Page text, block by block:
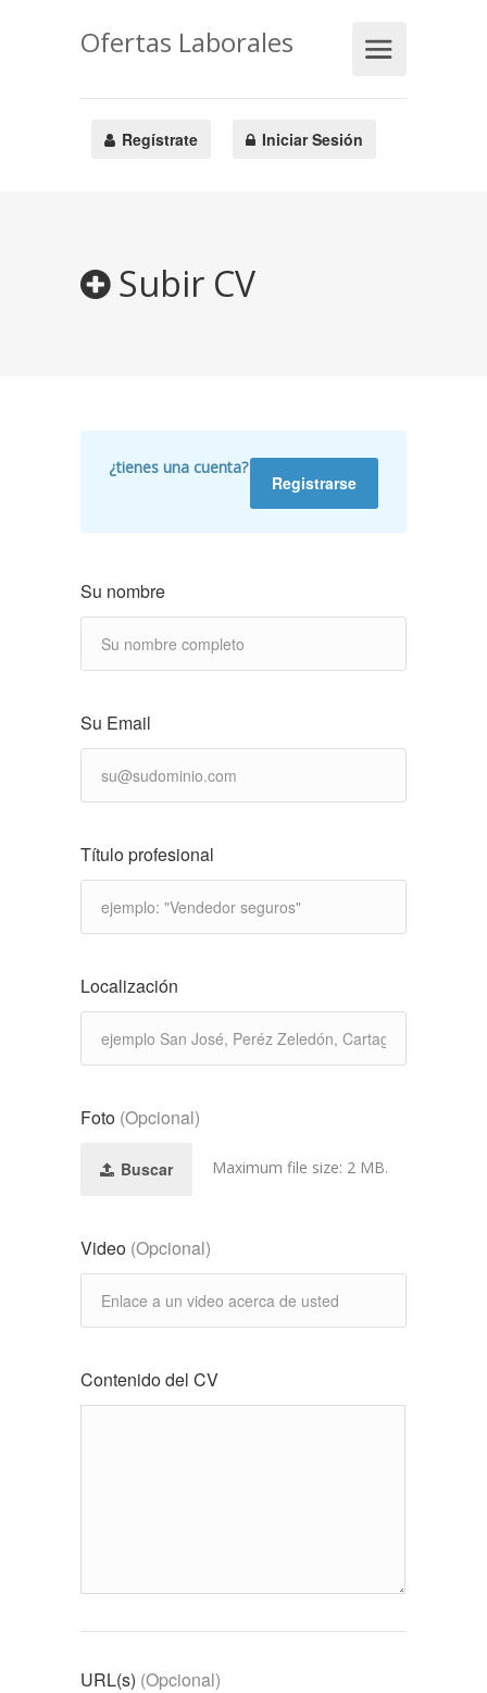
Ofertas Laborales
Regístrate Iniciar Sesión
Subir CV
¿tienes una cuenta?
Registrarse
Su nombre
Su Email
Título profesional
Localización
Foto (Opcional)
Buscar Maximum file size: 2 MB.
Video (Opcional)
Contenido del CV
URL(s) (Opcional)